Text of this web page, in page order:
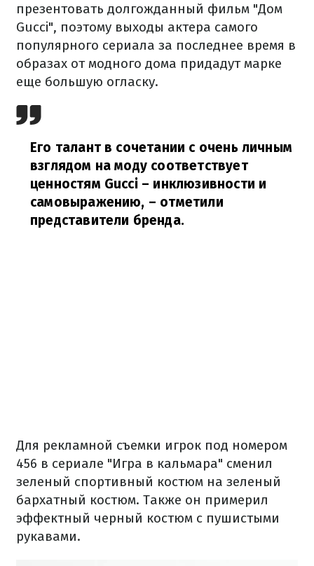
презентовать долгожданный фильм "Дом
Gucci", поэтому выходы актера самого
популярного сериала за последнее время в
образах от модного дома придадут марке
еще большую огласку.
Его талант в сочетании с очень личным
взглядом на моду соответствует
ценностям Gucci – инклюзивности и
самовыражению, – отметили
представители бренда.
Для рекламной съемки игрок под номером
456 в сериале "Игра в кальмара" сменил
зеленый спортивный костюм на зеленый
бархатный костюм. Также он примерил
эффектный черный костюм с пушистыми
рукавами.